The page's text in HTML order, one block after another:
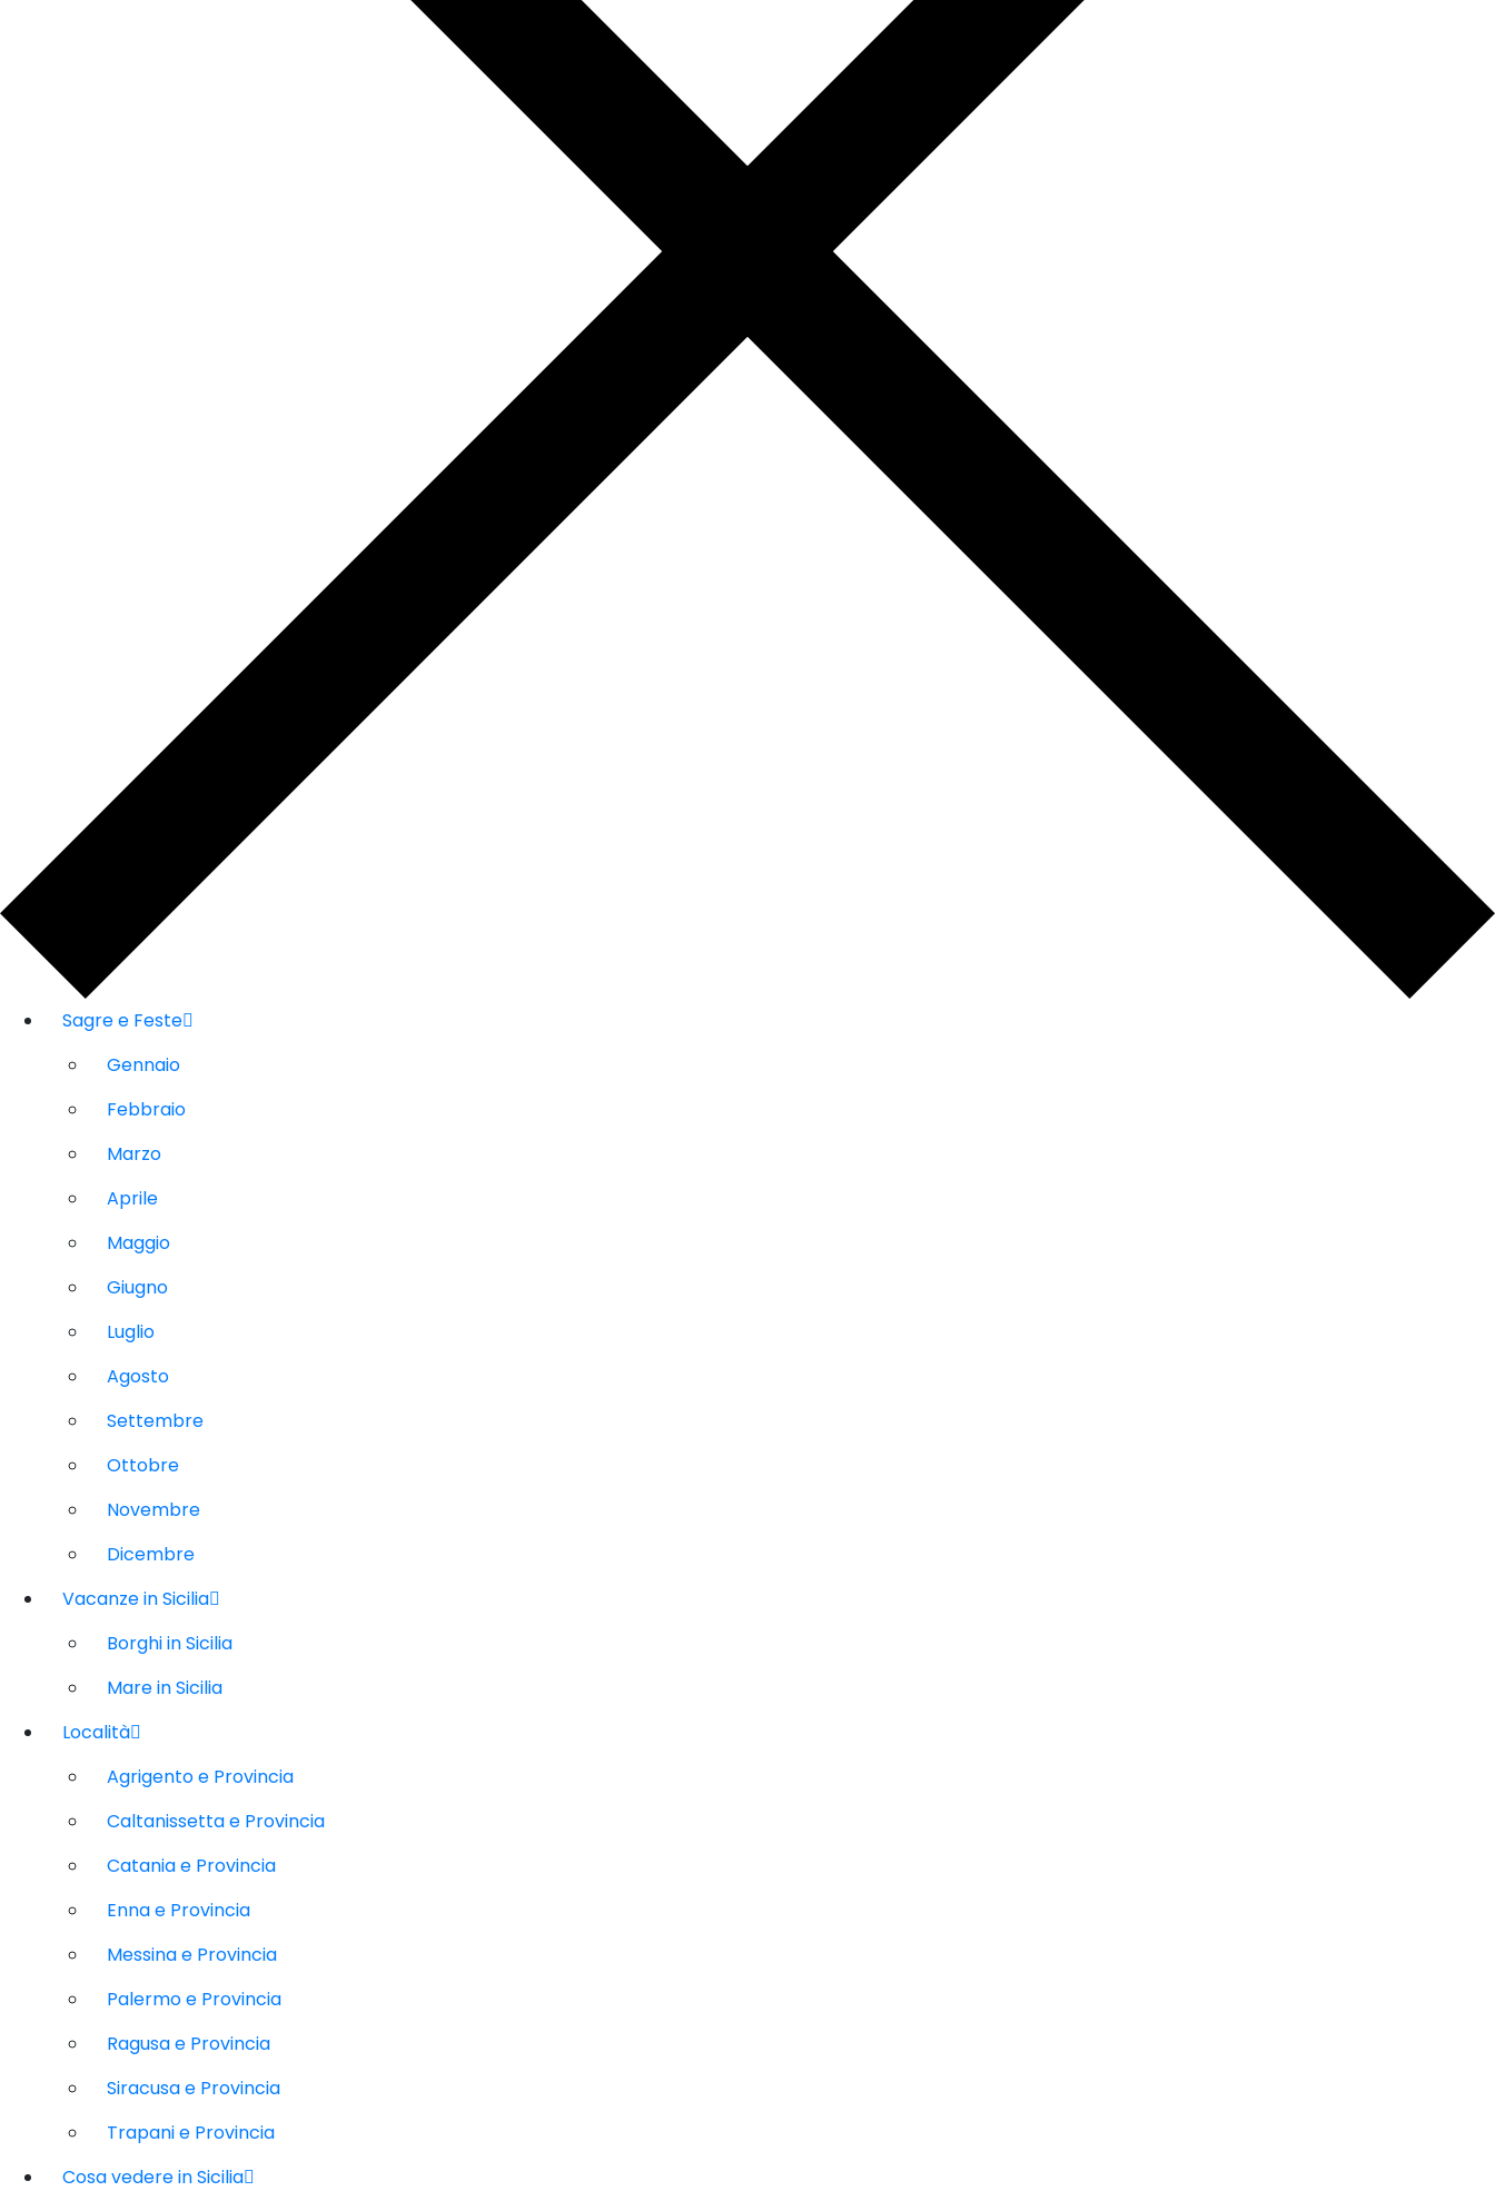
Sagre e Feste
Gennaio
Febbraio
Marzo
Aprile
Maggio
Giugno
Luglio
Agosto
Settembre
Ottobre
Novembre
Dicembre
Vacanze in Sicilia
Borghi in Sicilia
Mare in Sicilia
Località
Agrigento e Provincia
Caltanissetta e Provincia
Catania e Provincia
Enna e Provincia
Messina e Provincia
Palermo e Provincia
Ragusa e Provincia
Siracusa e Provincia
Trapani e Provincia
Cosa vedere in Sicilia